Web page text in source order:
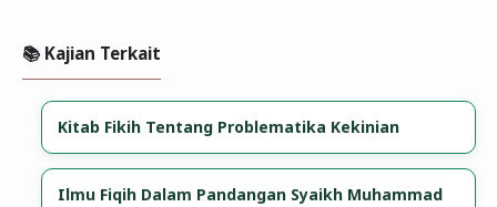
📚 Kajian Terkait
Kitab Fikih Tentang Problematika Kekinian
Ilmu Fiqih Dalam Pandangan Syaikh Muhammad